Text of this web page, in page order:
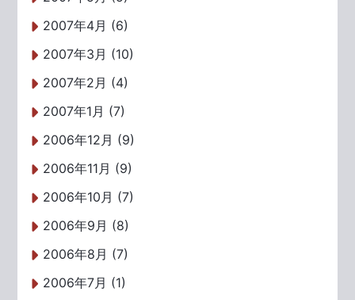
2007年4月 (6)
2007年3月 (10)
2007年2月 (4)
2007年1月 (7)
2006年12月 (9)
2006年11月 (9)
2006年10月 (7)
2006年9月 (8)
2006年8月 (7)
2006年7月 (1)